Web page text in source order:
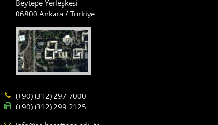
Beytepe Yerleşkesi
06800 Ankara / Türkiye
(+90) (312) 297 7000
(+90) (312) 299 2125